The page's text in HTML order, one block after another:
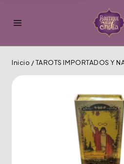
Inicio /TAROTS IMPORTADOS Y